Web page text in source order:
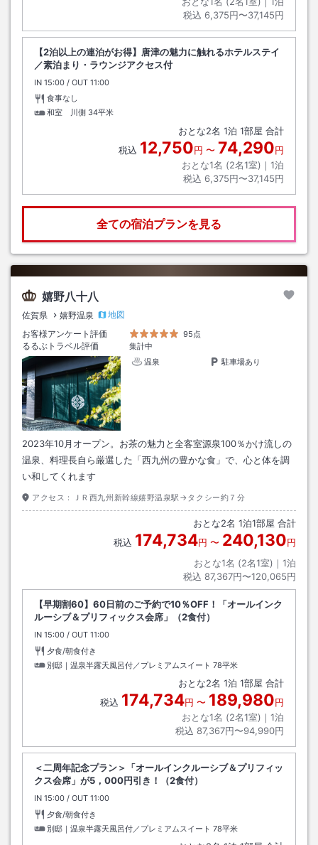
税込 6,375円〜37,145円
【2泊以上の連泊がお得】唐津の魅力に触れるホテルステイ
／素泊まり・ラウンジアクセス付
IN チェックイン
15:00 / OUT チェックアウト
11:00
食事なし
和室 川側 34平米
おとな2名 1泊 1部屋 合計
税込 12,750円 〜 74,290円
おとな1名 (2名1室)｜ 1泊
税込 6,375円〜37,145円
全ての宿泊プランを見る
嬉野八十八
佐賀県 嬉野温泉
地図
お客様アンケート評価
95点
るるぶトラベル評価
集計中
温泉
駐車場あり
2023年10月オープン。お茶の魅力と全客室源泉100％かけ流しの
温泉、料理長自ら厳選した「西九州の豊かな食」で、心と体を調
い和してくれます
アクセス： ＪＲ西九州新幹線嬉野温泉駅→タクシー約７分
おとな2名 1泊1部屋 合計
税込 174,734円 〜 240,130円
おとな1名 (2名1室)｜ 1泊
税込 87,367円〜120,065円
【早期割60】60日前のご予約で10％OFF！「オールインク
ルーシブ＆プリフィックス会席」（2食付）
IN チェックイン
15:00 / OUT チェックアウト
11:00
夕食/朝食付き
別邸｜温泉半露天風呂付／プレミアムスイート 78平米
おとな2名 1泊 1部屋 合計
税込 174,734円 〜 189,980円
おとな1名 (2名1室)｜ 1泊
税込 87,367円〜94,990円
＜二周年記念プラン＞「オールインクルーシブ＆プリフィッ
クス会席」が5，000円引き！（2食付）
IN チェックイン
15:00 / OUT チェックアウト
11:00
夕食/朝食付き
別邸｜温泉半露天風呂付／プレミアムスイート 78平米